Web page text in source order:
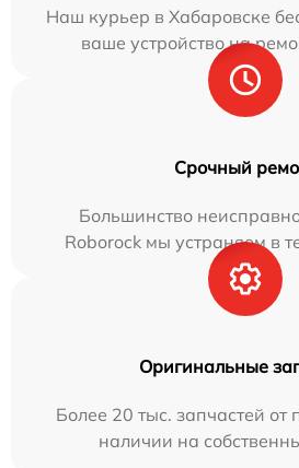
Наш курьер в Хабаровске
ваше устройство на
Срочный
Большинство
Roborock мы устраняем в
Оригинальные
Более 20 тыс. запчастей от
наличии на